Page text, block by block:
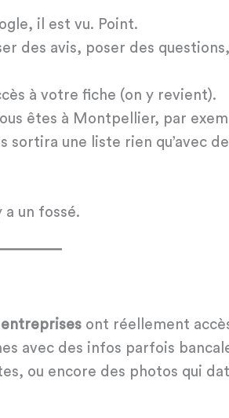
il est vu. Point.
des avis, poser des
à votre fiche (on y revient).
êtes à Montpellier, par
sortira une liste rien qu’avec
un fossé.
ont réellement
avec des infos parfois
ou encore des photos qui